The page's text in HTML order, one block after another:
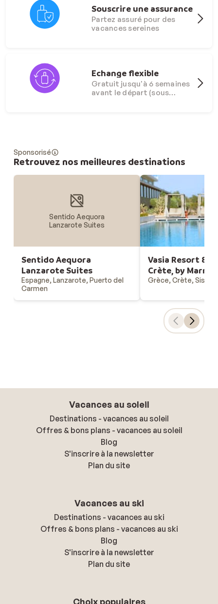
Souscrire une assurance
Partez assuré pour des
vacances sereines
Echange flexible
Gratuit jusqu'à 6 semaines
avant le départ (sous
Sponsorisé
Retrouvez nos meilleures destinations
Sentido Aequora
Lanzarote Suites
Sentido Aequora
Lanzarote Suites
Espagne, Lanzarote, Puerto del
Carmen
Vasia Resort &
Crète, by
Grèce, Crète, Sissi
Vacances au soleil
Destinations - vacances au soleil
Offres & bons plans - vacances au soleil
Blog
S'inscrire à la newsletter
Plan du site
Vacances au ski
Destinations - vacances au ski
Offres & bons plans - vacances au ski
Blog
S'inscrire à la newsletter
Plan du site
Choix populaires